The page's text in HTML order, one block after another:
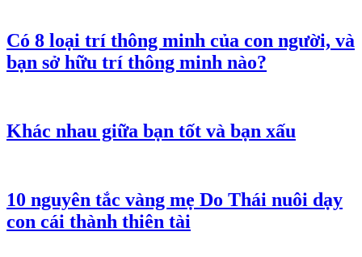
Có 8 loại trí thông minh của con người, và
bạn sở hữu trí thông minh nào?
Khác nhau giữa bạn tốt và bạn xấu
10 nguyên tắc vàng mẹ Do Thái nuôi dạy
con cái thành thiên tài